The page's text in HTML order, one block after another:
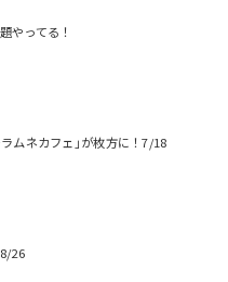
やってる！
ムネカフェ｣が枚方に！7/18
26